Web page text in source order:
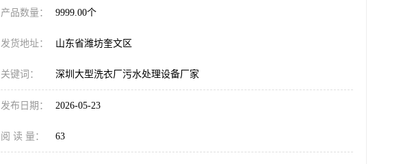
产品数量： 9999.00个
发货地址： 山东省潍坊奎文区
关键词： 深圳大型洗衣厂污水处理设备厂家
发布日期： 2026-05-23
阅 读 量： 63